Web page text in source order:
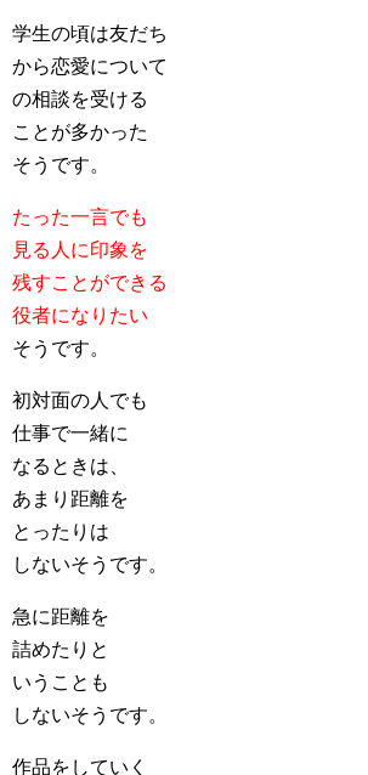
学生の頃は友だち
から恋愛について
の相談を受ける
ことが多かった
そうです。
たった一言でも
見る人に印象を
残すことができる
役者になりたい
そうです。
初対面の人でも
仕事で一緒に
なるときは、
あまり距離を
とったりは
しないそうです。
急に距離を
詰めたりと
いうことも
しないそうです。
作品をしていく